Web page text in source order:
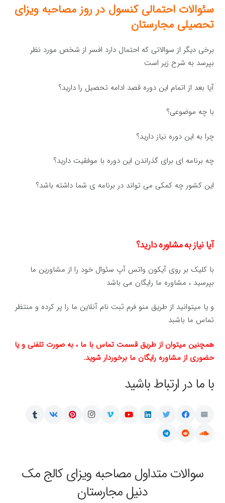
سئوالات احتمالی کنسول در روز مصاحبه ویزای
تحصیلی مجارستان
برخی دیگر از سوالاتی که احتمال دارد افسر از شخص مورد نظر
بپرسد به شرح زیر است
آیا بعد از اتمام این دوره قصد ادامه تحصیل را دارید؟
با چه موضوعی؟
چرا به این دوره نیاز دارید؟
چه برنامه ای برای گذراندن این دوره با موفقیت دارید؟
این کشور چه کمکی می تواند در برنامه ی شما داشته باشد؟
آیا نیاز به مشاوره دارید؟
با کلیک بر روی آیکون واتس آپ سئوال خود را از مشاورین ما
بپرسید ، مشاوره ما رایگان می باشد
و یا میتوانید از طریق منو فرم ثبت نام آنلاین ما را پر کرده و منتظر
تماس ما باشبد
همچنین میتوان از طریق قسمت تماس با ما ، به صورت تلفنی و یا
حضوری از مشاوره رایگان ما برخوردار شوید.
با ما در ارتباط باشید
سوالات متداول مصاحبه ویزای کالج مک
دنیل مجارستان